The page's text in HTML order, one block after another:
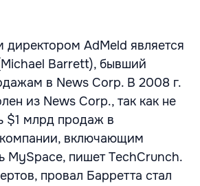
директором AdMeld является
Barrett), бывший
в News Corp. В 2008 г.
из News Corp., так как не
$1 млрд продаж в
включающим
MySpace, пишет TechCrunch.
провал Барретта стал